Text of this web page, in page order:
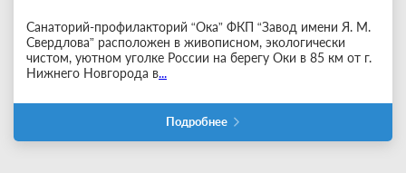
Санаторий-профилакторий “Ока” ФКП “Завод имени Я. М.
Свердлова” расположен в живописном, экологически
чистом, уютном уголке России на берегу Оки в 85 км от г.
Нижнего Новгорода в...
Подробнее